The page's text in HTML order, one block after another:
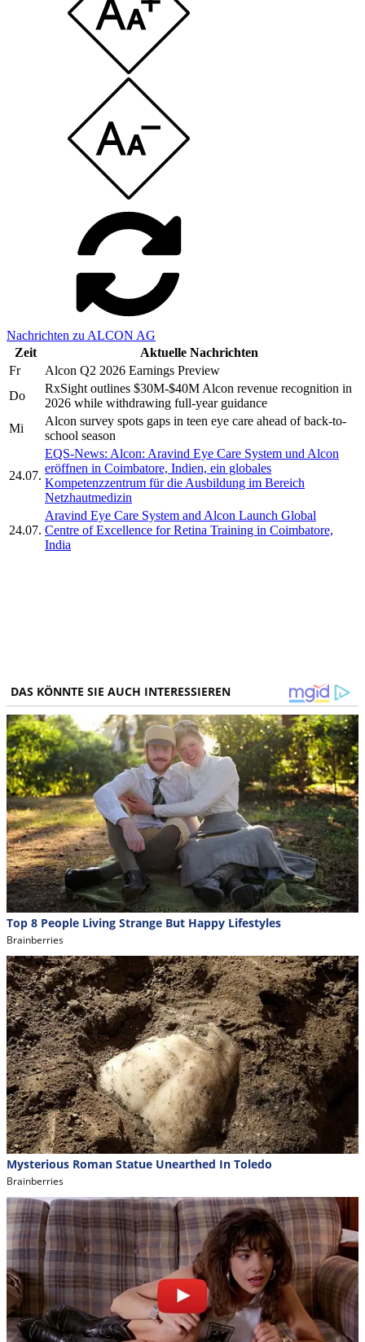
Nachrichten zu ALCON AG
Zeit
Aktuelle Nachrichten
Fr
Alcon Q2 2026 Earnings Preview
Do
RxSight outlines $30M-$40M Alcon revenue recognition in
2026 while withdrawing full-year guidance
Mi
Alcon survey spots gaps in teen eye care ahead of back-to-
school season
24.07.
EQS-News: Alcon: Aravind Eye Care System und Alcon
eröffnen in Coimbatore, Indien, ein globales
Kompetenzzentrum für die Ausbildung im Bereich
Netzhautmedizin
24.07.
Aravind Eye Care System and Alcon Launch Global
Centre of Excellence for Retina Training in Coimbatore,
India